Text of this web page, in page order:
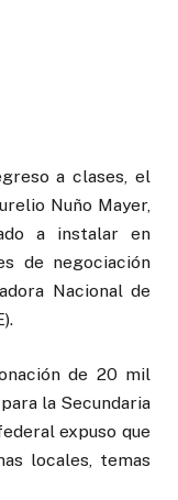
a clases, el
Nuño Mayer,
a instalar en
de negociación
Nacional de
de 20 mil
la Secundaria
expuso que
locales, temas